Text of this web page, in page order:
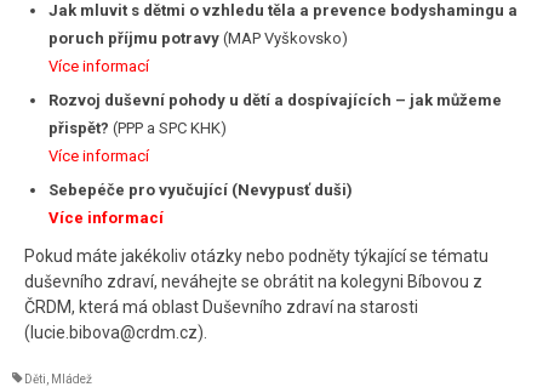
Jak mluvit s dětmi o vzhledu těla a prevence bodyshamingu a
poruch příjmu potravy (MAP Vyškovsko)
Více informací
Rozvoj duševní pohody u dětí a dospívajících – jak můžeme
přispět? (PPP a SPC KHK)
Více informací
Sebepéče pro vyučující (Nevypusť duši)
Více informací
Pokud máte jakékoliv otázky nebo podněty týkající se tématu
duševního zdraví, neváhejte se obrátit na kolegyni Bíbovou z
ČRDM, která má oblast Duševního zdraví na starosti
(lucie.bibova@crdm.cz).
Děti Mládež